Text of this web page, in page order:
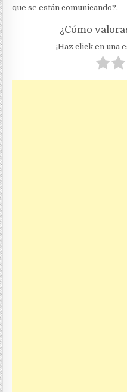
que se están comunicando?.
¿Cómo
¡Haz click en una